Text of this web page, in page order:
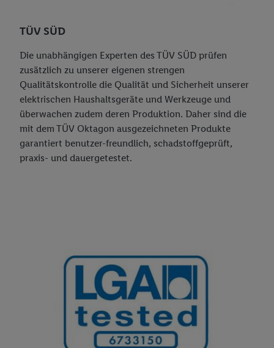
TÜV SÜD
Die unabhängigen Experten des TÜV SÜD prüfen
zusätzlich zu unserer eigenen strengen
Qualitätskontrolle die Qualität und Sicherheit unserer
elektrischen Haushaltsgeräte und Werkzeuge und
überwachen zudem deren Produktion. Daher sind die
mit dem TÜV Oktagon ausgezeichneten Produkte
garantiert benutzer-freundlich, schadstoffgeprüft,
praxis- und dauergetestet.